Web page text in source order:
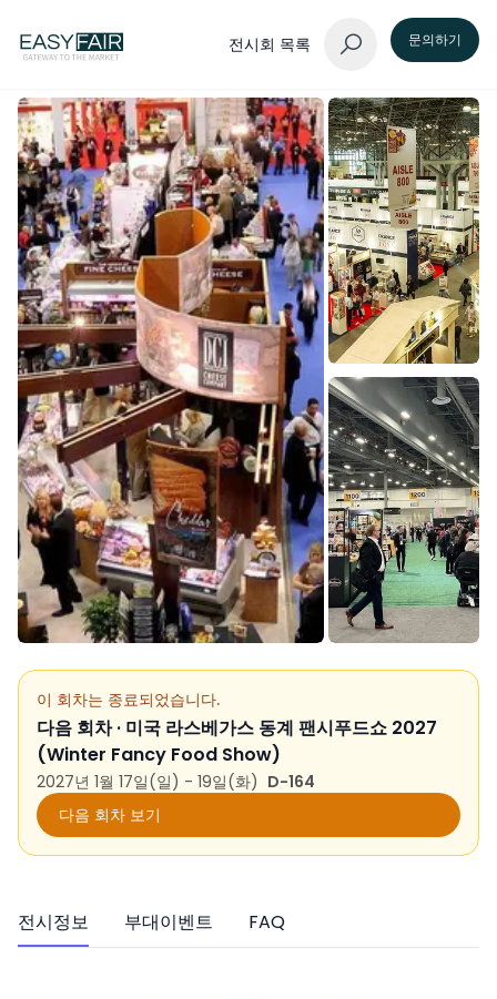
전시회 목록 문의하기
이 회차는 종료되었습니다.
다음 회차 · 미국 라스베가스 동계 팬시푸드쇼 2027
(Winter Fancy Food Show)
2027년 1월 17일(일) - 19일(화) D-164
다음 회차 보기
전시정보 부대이벤트 FAQ